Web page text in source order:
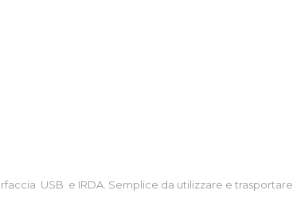
USB e IRDA. Semplice da utilizzare e trasportare.